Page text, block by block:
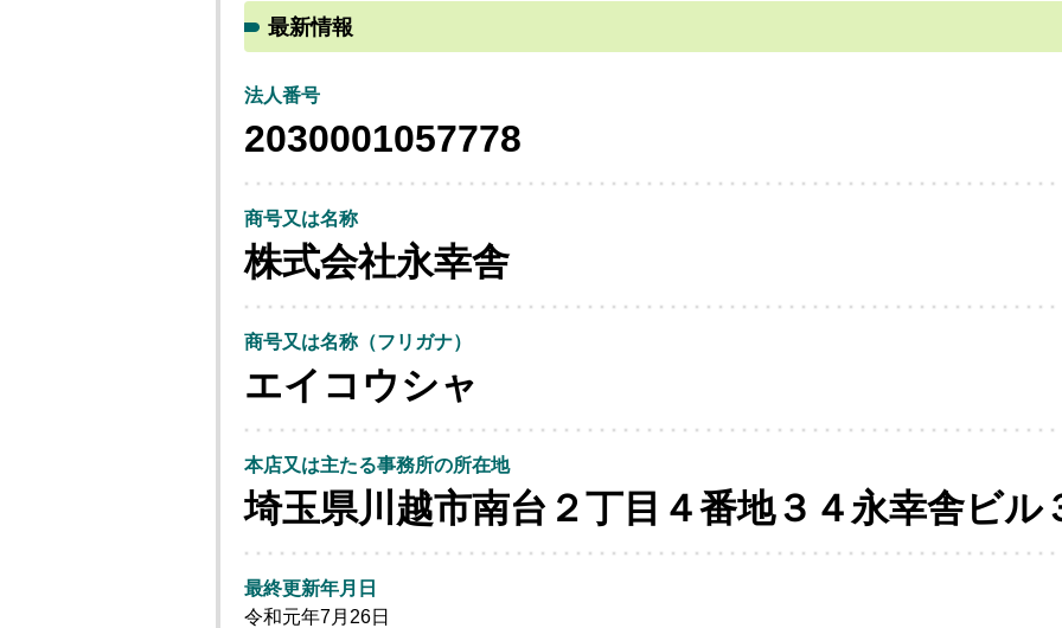
最新情報
法人番号
2030001057778
商号又は名称
株式会社永幸舎
商号又は名称（フリガナ）
エイコウシャ
本店又は主たる事務所の所在地
埼玉県川越市南台２丁目４番地３４永幸舎ビル
最終更新年月日
令和元年7月26日